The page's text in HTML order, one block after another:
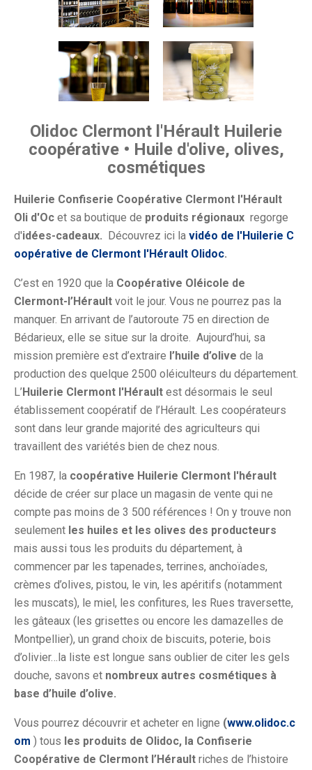
Olidoc Clermont l'Hérault Huilerie
coopérative • Huile d'olive, olives,
cosmétiques
Huilerie Confiserie Coopérative Clermont l'Hérault
Oli d'Oc et sa boutique de produits régionaux regorge
d'idées-cadeaux. Découvrez ici la vidéo de l'Huilerie C
oopérative de Clermont l'Hérault Olidoc.
C’est en 1920 que la Coopérative Oléicole de
Clermont-l’Hérault voit le jour. Vous ne pourrez pas la
manquer. En arrivant de l’autoroute 75 en direction de
Bédarieux, elle se situe sur la droite. Aujourd’hui, sa
mission première est d’extraire l’huile d’olive de la
production des quelque 2500 oléiculteurs du département.
L’Huilerie Clermont l'Hérault est désormais le seul
établissement coopératif de l’Hérault. Les coopérateurs
sont dans leur grande majorité des agriculteurs qui
travaillent des variétés bien de chez nous.
En 1987, la coopérative Huilerie Clermont l'hérault
décide de créer sur place un magasin de vente qui ne
compte pas moins de 3 500 références ! On y trouve non
seulement les huiles et les olives des producteurs
mais aussi tous les produits du département, à
commencer par les tapenades, terrines, anchoïades,
crèmes d’olives, pistou, le vin, les apéritifs (notamment
les muscats), le miel, les confitures, les Rues traversette,
les gâteaux (les grisettes ou encore les damazelles de
Montpellier), un grand choix de biscuits, poterie, bois
d’olivier…la liste est longue sans oublier de citer les gels
douche, savons et nombreux autres cosmétiques à
base d’huile d’olive.
Vous pourrez découvrir et acheter en ligne (www.olidoc.c
om ) tous les produits de Olidoc, la Confiserie
Coopérative de Clermont l’Hérault riches de l’histoire